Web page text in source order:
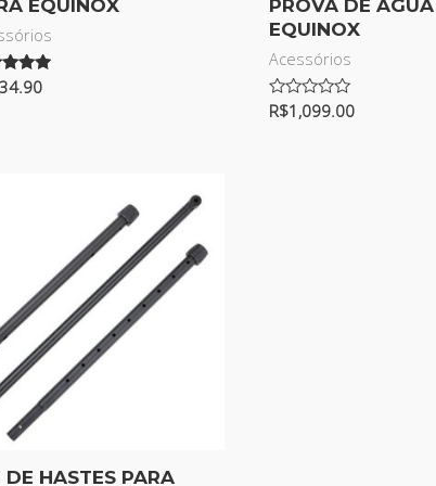
EQUINOX
PROVA DE ÁGUA
EQUINOX
Acessórios
Avaliação
R$1,099.00
DE HASTES PARA